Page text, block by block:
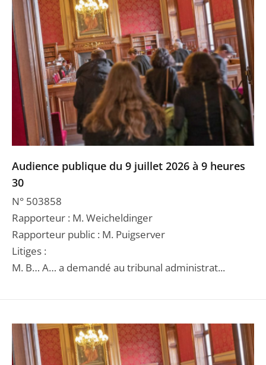
Audience publique du 9 juillet 2026 à 9 heures
30
N° 503858
Rapporteur : M. Weicheldinger
Rapporteur public : M. Puigserver
Litiges :
M. B… A… a demandé au tribunal administrat...